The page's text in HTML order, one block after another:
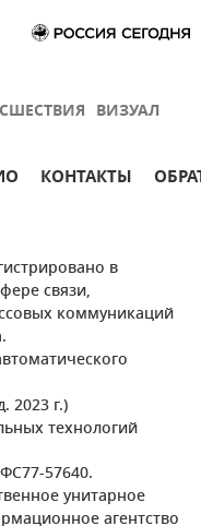
ВИЗУАЛ
КОНТАКТЫ
в
связи,
коммуникаций
2023 г.)
технологий
57640.
унитарное
агентство